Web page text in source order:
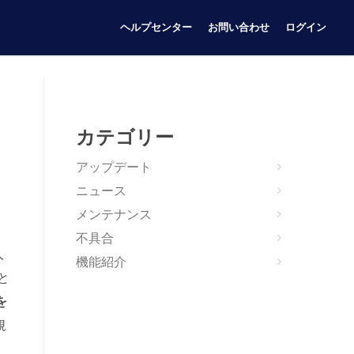
ヘルプセンター お問い合わせ ログイン
カテゴリー
アップデート
ニュース
メンテナンス
不具合
機能紹介